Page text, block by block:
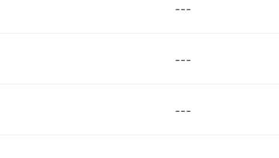
---
---
---